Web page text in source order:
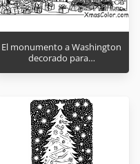
El monumento a Washington
decorado para…